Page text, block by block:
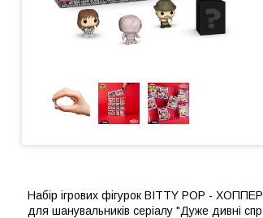
Набір ігрових фігурок BITTY POP -
для шанувальників серіалу "Дуже дивні